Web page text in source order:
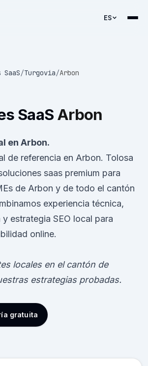
ES
/Turgovia/Arbon
SaaS Arbon
en Arbon.
de referencia en Arbon. Tolosa
saas premium para
de Arbon y de todo el cantón
experiencia técnica,
estrategia SEO local para
online.
locales en el cantón de
estrategias probadas.
gratuita